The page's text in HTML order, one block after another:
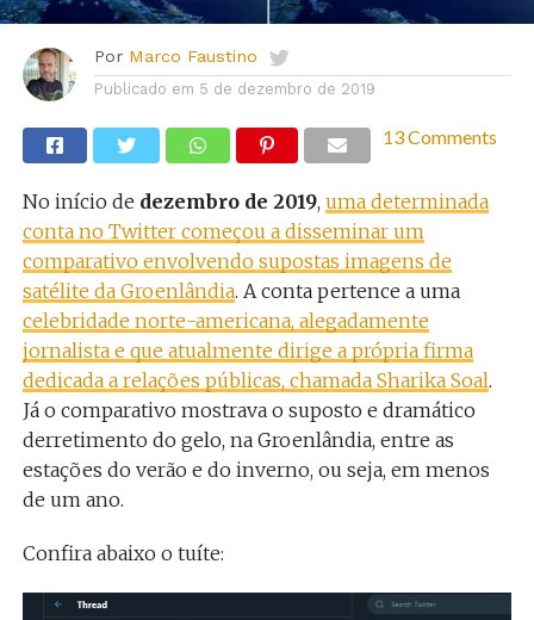
Por Marco Faustino
Publicado em 5 de dezembro de 2019
13 Comments
No início de dezembro de 2019, uma determinada
conta no Twitter começou a disseminar um
comparativo envolvendo supostas imagens de
satélite da Groenlândia. A conta pertence a uma
celebridade norte-americana, alegadamente
jornalista e que atualmente dirige a própria firma
dedicada a relações públicas, chamada Sharika Soal.
Já o comparativo mostrava o suposto e dramático
derretimento do gelo, na Groenlândia, entre as
estações do verão e do inverno, ou seja, em menos
de um ano.
Confira abaixo o tuíte: